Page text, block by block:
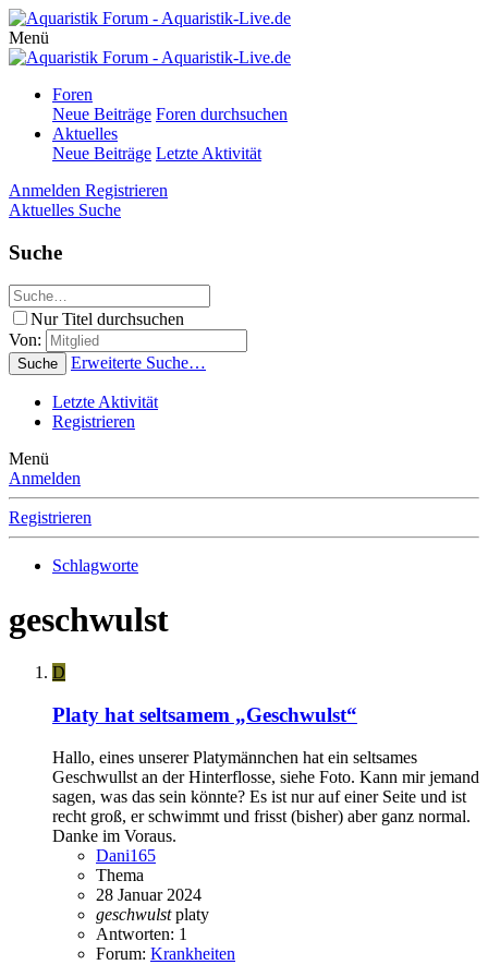
Menü
Foren
Neue Beiträge Foren durchsuchen
Aktuelles
Neue Beiträge Letzte Aktivität
Anmelden Registrieren
Aktuelles Suche
Suche
Nur Titel durchsuchen
Von:
Suche Erweiterte Suche…
Letzte Aktivität
Registrieren
Menü
Anmelden
Registrieren
Schlagworte
geschwulst
D
Platy hat seltsamem „Geschwulst“
Hallo, eines unserer Platymännchen hat ein seltsames
Geschwullst an der Hinterflosse, siehe Foto. Kann mir jemand
sagen, was das sein könnte? Es ist nur auf einer Seite und ist
recht groß, er schwimmt und frisst (bisher) aber ganz normal.
Danke im Voraus.
Dani165
Thema
28 Januar 2024
geschwulst platy
Antworten: 1
Forum: Krankheiten